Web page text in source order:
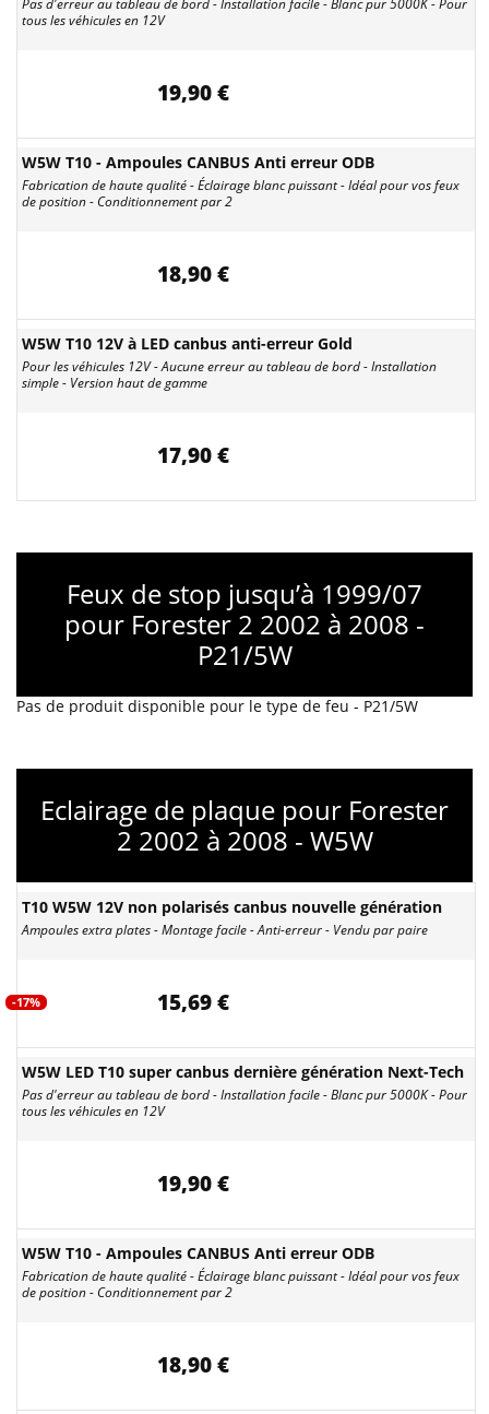
Pas d'erreur au tableau de bord - Installation facile - Blanc pur 5000K - Pour
tous les véhicules en 12V
19,90 €
W5W T10 - Ampoules CANBUS Anti erreur ODB
Fabrication de haute qualité - Éclairage blanc puissant - Idéal pour vos feux
de position - Conditionnement par 2
18,90 €
W5W T10 12V à LED canbus anti-erreur Gold
Pour les véhicules 12V - Aucune erreur au tableau de bord - Installation
simple - Version haut de gamme
17,90 €
Feux de stop jusqu’à 1999/07
pour Forester 2 2002 à 2008 -
P21/5W
Pas de produit disponible pour le type de feu - P21/5W
Eclairage de plaque pour Forester
2 2002 à 2008 - W5W
T10 W5W 12V non polarisés canbus nouvelle génération
Ampoules extra plates - Montage facile - Anti-erreur - Vendu par paire
-17% 15,69 €
W5W LED T10 super canbus dernière génération Next-Tech
Pas d'erreur au tableau de bord - Installation facile - Blanc pur 5000K - Pour
tous les véhicules en 12V
19,90 €
W5W T10 - Ampoules CANBUS Anti erreur ODB
Fabrication de haute qualité - Éclairage blanc puissant - Idéal pour vos feux
de position - Conditionnement par 2
18,90 €